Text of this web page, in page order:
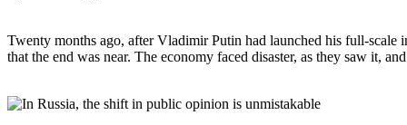
Twenty months ago, after Vladimir Putin had launched his full-
that the end was near. The economy faced disaster, as they saw it,